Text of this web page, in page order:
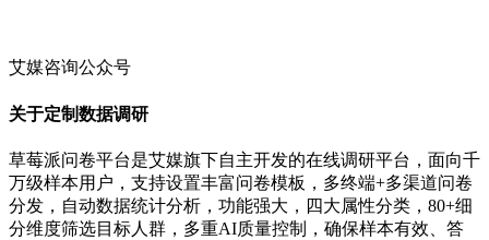
艾媒咨询公众号
关于定制数据调研
草莓派问卷平台是艾媒旗下自主开发的在线调研平台，面向千
万级样本用户，支持设置丰富问卷模板，多终端+多渠道问卷
分发，自动数据统计分析，功能强大，四大属性分类，80+细
分维度筛选目标人群，多重AI质量控制，确保样本有效、答